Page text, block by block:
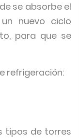
se absorbe el
nuevo ciclo
para que se
refrigeración:
tipos de torres